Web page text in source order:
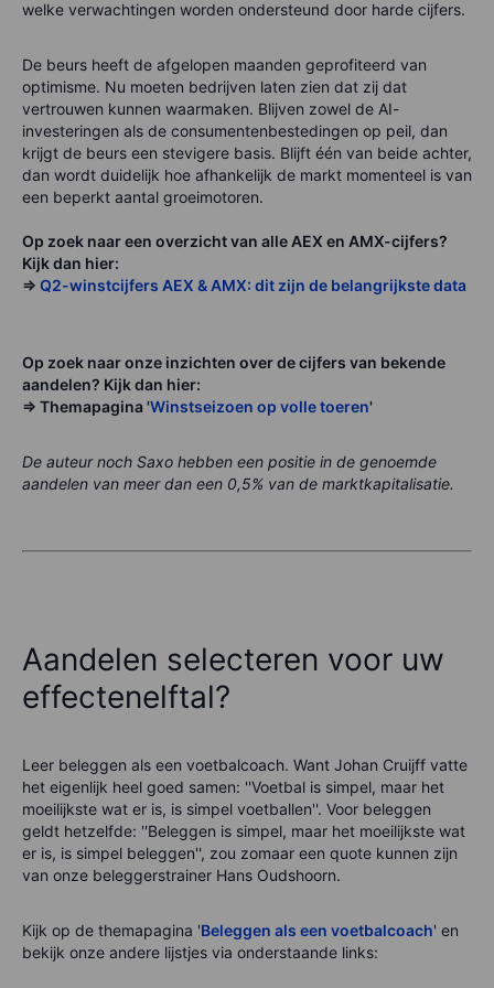
welke verwachtingen worden ondersteund door harde cijfers.
De beurs heeft de afgelopen maanden geprofiteerd van
optimisme. Nu moeten bedrijven laten zien dat zij dat
vertrouwen kunnen waarmaken. Blijven zowel de AI-
investeringen als de consumentenbestedingen op peil, dan
krijgt de beurs een stevigere basis. Blijft één van beide achter,
dan wordt duidelijk hoe afhankelijk de markt momenteel is van
een beperkt aantal groeimotoren.
Op zoek naar een overzicht van alle AEX en AMX-cijfers?
Kijk dan hier:
=> Q2-winstcijfers AEX & AMX: dit zijn de belangrijkste data
Op zoek naar onze inzichten over de cijfers van bekende
aandelen? Kijk dan hier:
=> Themapagina 'Winstseizoen op volle toeren'
De auteur noch Saxo hebben een positie in de genoemde
aandelen van meer dan een 0,5% van de marktkapitalisatie.
Aandelen selecteren voor uw
effectenelftal?
Leer beleggen als een voetbalcoach. Want Johan Cruijff vatte
het eigenlijk heel goed samen: ''Voetbal is simpel, maar het
moeilijkste wat er is, is simpel voetballen''. Voor beleggen
geldt hetzelfde: ''Beleggen is simpel, maar het moeilijkste wat
er is, is simpel beleggen'', zou zomaar een quote kunnen zijn
van onze beleggerstrainer Hans Oudshoorn.
Kijk op de themapagina 'Beleggen als een voetbalcoach' en
bekijk onze andere lijstjes via onderstaande links: